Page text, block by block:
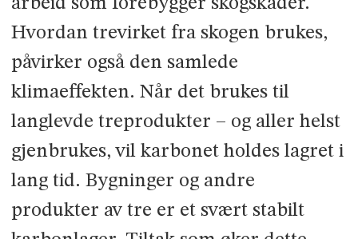
Hvordan trevirket fra skogen brukes,
påvirker også den samlede
klimaeffekten. Når det brukes til
langlevde treprodukter – og aller helst
gjenbrukes, vil karbonet holdes lagret i
lang tid. Bygninger og andre
produkter av tre er et svært stabilt